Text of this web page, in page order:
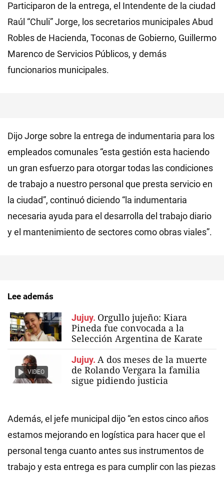
Participaron de la entrega, el Intendente de la ciudad
Raúl “Chuli” Jorge, los secretarios municipales Abud
Robles de Hacienda, Toconas de Gobierno, Guillermo
Marenco de Servicios Públicos, y demás
funcionarios municipales.
Dijo Jorge sobre la entrega de indumentaria para los
empleados comunales “esta gestión esta haciendo
un gran esfuerzo para otorgar todas las condiciones
de trabajo a nuestro personal que presta servicio en
la ciudad”, continuó diciendo “la indumentaria
necesaria ayuda para el desarrolla del trabajo diario
y el mantenimiento de sectores como obras viales”.
Lee además
Jujuy. Orgullo jujeño: Kiara
Pineda fue convocada a la
Selección Argentina de Karate
VIDEO
Jujuy. A dos meses de la muerte
de Rolando Vergara la familia
sigue pidiendo justicia
Además, el jefe municipal dijo “en estos cinco años
estamos mejorando en logística para hacer que el
personal tenga cuanto antes sus instrumentos de
trabajo y esta entrega es para cumplir con las piezas